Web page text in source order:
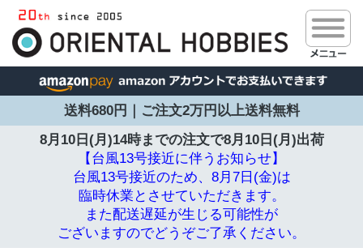
送料680円｜ご注文2万円以上送料無料
8月10日(月)14時までの注文で8月10日(月)出荷
【台風13号接近に伴うお知らせ】
台風13号接近のため、8月7日(金)は
臨時休業とさせていただきます。
また配送遅延が生じる可能性が
ございますのでどうぞご了承ください。